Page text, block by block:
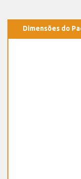
Dimensões do